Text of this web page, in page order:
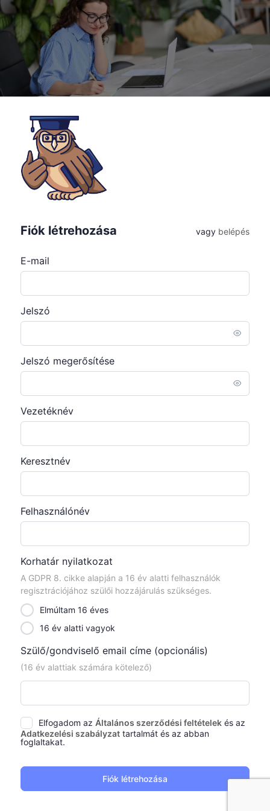
Fiók létrehozása vagy belépés
E-mail
Jelszó
Jelszó megerősítése
Vezetéknév
Keresztnév
Felhasználónév
Korhatár nyilatkozat
A GDPR 8. cikke alapján a 16 év alatti felhasználók
regisztrációjához szülői hozzájárulás szükséges.
Elmúltam 16 éves
16 év alatti vagyok
Szülő/gondviselő email címe (opcionális)
(16 év alattiak számára kötelező)
Elfogadom az Általános szerződési feltételekés az
Adatkezelési szabályzattartalmát és az abban
foglaltakat.